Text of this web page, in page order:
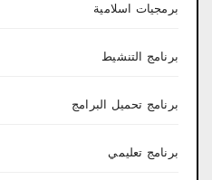
برمجيات اسلامية
برنامج التنشيط
برنامج تحميل البرامج
برنامج تعليمي